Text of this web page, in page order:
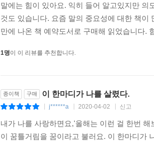
말에는 힘이 있아요. 익히 들어 알고있지만
것도 있습니다. 요즘 말의 중요성에 대한 책
만에 나온 책 예약도서로 구매해 읽었습니다.
1명이 이 리뷰를 추천합니다.
종이책 구매 이 한마디가 나를 살렸다.
j******a 2020-04-02 신고
내가 나를 사랑하면요,'올해는 이런 걸 한번
이 꿈틀거림을 꿈이라고 불러요. 이 한마디가